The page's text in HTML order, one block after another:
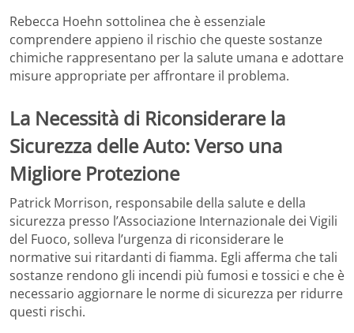
Rebecca Hoehn sottolinea che è essenziale
comprendere appieno il rischio che queste sostanze
chimiche rappresentano per la salute umana e adottare
misure appropriate per affrontare il problema.
La Necessità di Riconsiderare la
Sicurezza delle Auto: Verso una
Migliore Protezione
Patrick Morrison, responsabile della salute e della
sicurezza presso l’Associazione Internazionale dei Vigili
del Fuoco, solleva l’urgenza di riconsiderare le
normative sui ritardanti di fiamma. Egli afferma che tali
sostanze rendono gli incendi più fumosi e tossici e che è
necessario aggiornare le norme di sicurezza per ridurre
questi rischi.